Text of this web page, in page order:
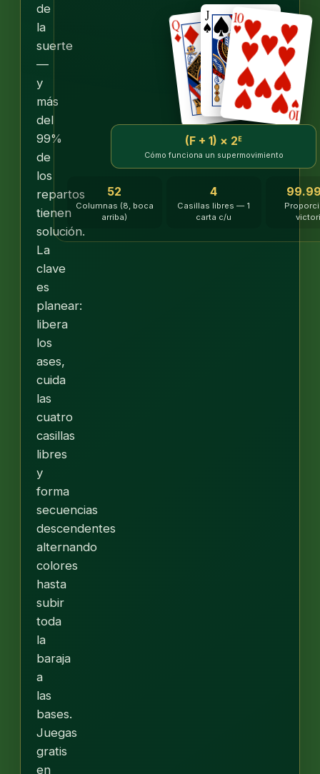
de
la
suerte
—
y
más
del
99%
de
los
repartos
tienen
solución.
La
clave
es
planear:
libera
los
ases,
cuida
las
cuatro
casillas
libres
y
forma
secuencias
descendentes
alternando
colores
hasta
subir
toda
la
baraja
a
las
bases.
Juegas
gratis
en
(F + 1) × 2ᴱ
Cómo funciona un supermovimiento
52
Columnas (8, boca
arriba)
4
Casillas libres — 1
carta c/u